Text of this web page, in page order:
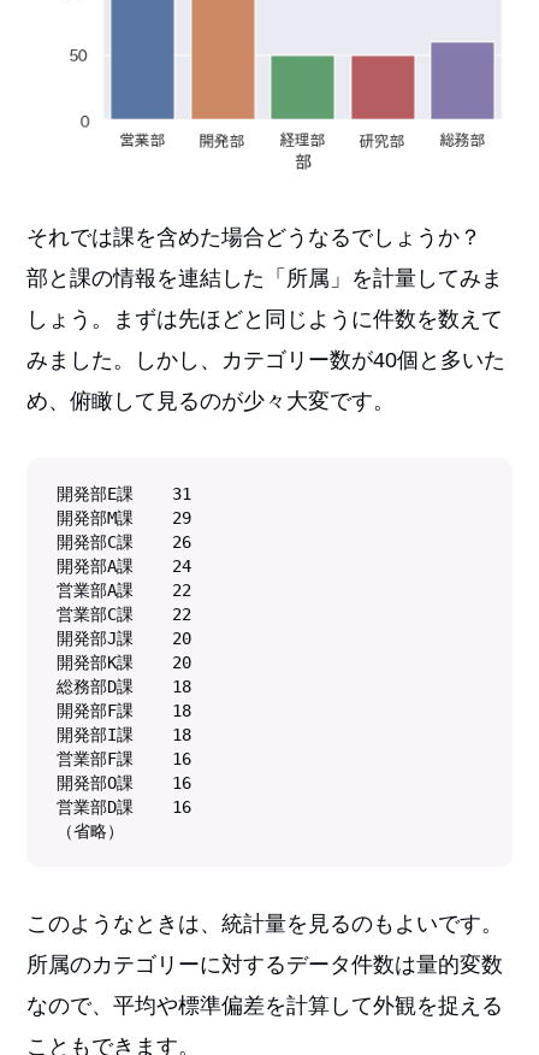
それでは課を含めた場合どうなるでしょうか？
部と課の情報を連結した「所属」を計量してみま
しょう。まずは先ほどと同じように件数を数えて
みました。しかし、カテゴリー数が40個と多いた
め、俯瞰して見るのが少々大変です。
開発部E課    31
開発部M課    29
開発部C課    26
開発部A課    24
営業部A課    22
営業部C課    22
開発部J課    20
開発部K課    20
総務部D課    18
開発部F課    18
開発部I課    18
営業部F課    16
開発部O課    16
営業部D課    16
（省略）
このようなときは、統計量を見るのもよいです。
所属のカテゴリーに対するデータ件数は量的変数
なので、平均や標準偏差を計算して外観を捉える
こともできます。